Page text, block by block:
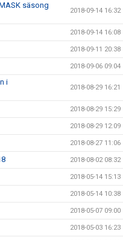
säsong
2018-09-14 16:32
2018-09-14 16:08
2018-09-11 20:38
2018-09-06 09:04
i
2018-08-29 16:21
2018-08-29 15:29
2018-08-29 12:09
2018-08-27 11:06
2018-08-02 08:32
2018-05-14 15:13
2018-05-14 10:38
2018-05-07 09:00
2018-05-03 16:23